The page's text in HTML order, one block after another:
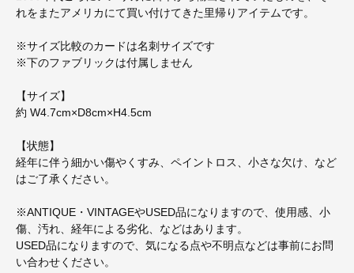
れをまたアメリカにて買い付けてきた里帰りアイテムです。
※サイズ比較のカードは名刺サイズです
※下のファブリックは付属しません
【サイズ】
約 W4.7cm×D8cm×H4.5cm
【状態】
経年に伴う細かい傷やくすみ、ペイントロス、小さな欠け、など
はご了承ください。
※ANTIQUE・VINTAGEやUSED品になりますので、使用感、小
傷、汚れ、経年による劣化、などはあります。
USED品になりますので、気になる点や不明点などは事前にお問
い合わせください。